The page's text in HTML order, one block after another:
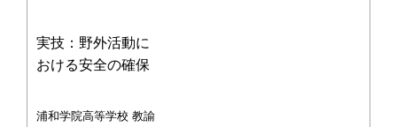
実技：野外活動に
おける安全の確保
浦和学院高等学校 教諭